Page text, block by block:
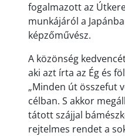
fogalmazott az
munkájáról a
képzőművész.
A közönség
aki azt írta az Ég és
„Minden út összefut
célban. S akkor
tátott szájjal
rejtelmes rendet a